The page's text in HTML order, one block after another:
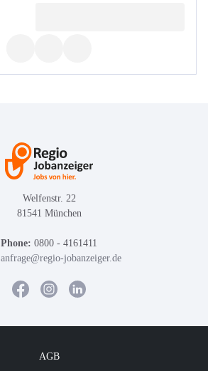
Welfenstr. 22
81541 München
Phone: 0800 - 4161411
anfrage@regio-jobanzeiger.de
AGB